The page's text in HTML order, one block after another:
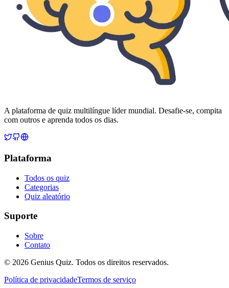
A plataforma de quiz multilíngue líder mundial. Desafie-se, compita
com outros e aprenda todos os dias.
Plataforma
Todos os quiz
Categorias
Quiz aleatório
Suporte
Sobre
Contato
© 2026 Genius Quiz. Todos os direitos reservados.
Política de privacidadeTermos de serviço